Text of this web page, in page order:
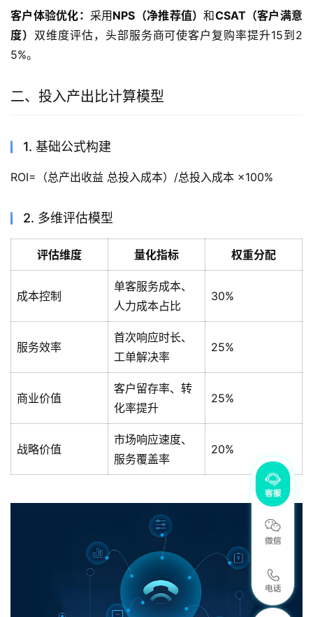
客户体验优化： 采用NPS（净推荐值）和CSAT（客户满意
度） 双维度评估，头部服务商可使客户复购率提升15到2
5%。
二、投入产出比计算模型
1. 基础公式构建
ROI=（总产出收益 总投入成本）/总投入成本 ×100%
2. 多维评估模型
评估维度 量化指标 权重分配
成本控制
单客服务成本、
人力成本占比
30%
服务效率
首次响应时长、
工单解决率
25%
商业价值
客户留存率、转
化率提升
25%
战略价值
市场响应速度、
服务覆盖率
20%